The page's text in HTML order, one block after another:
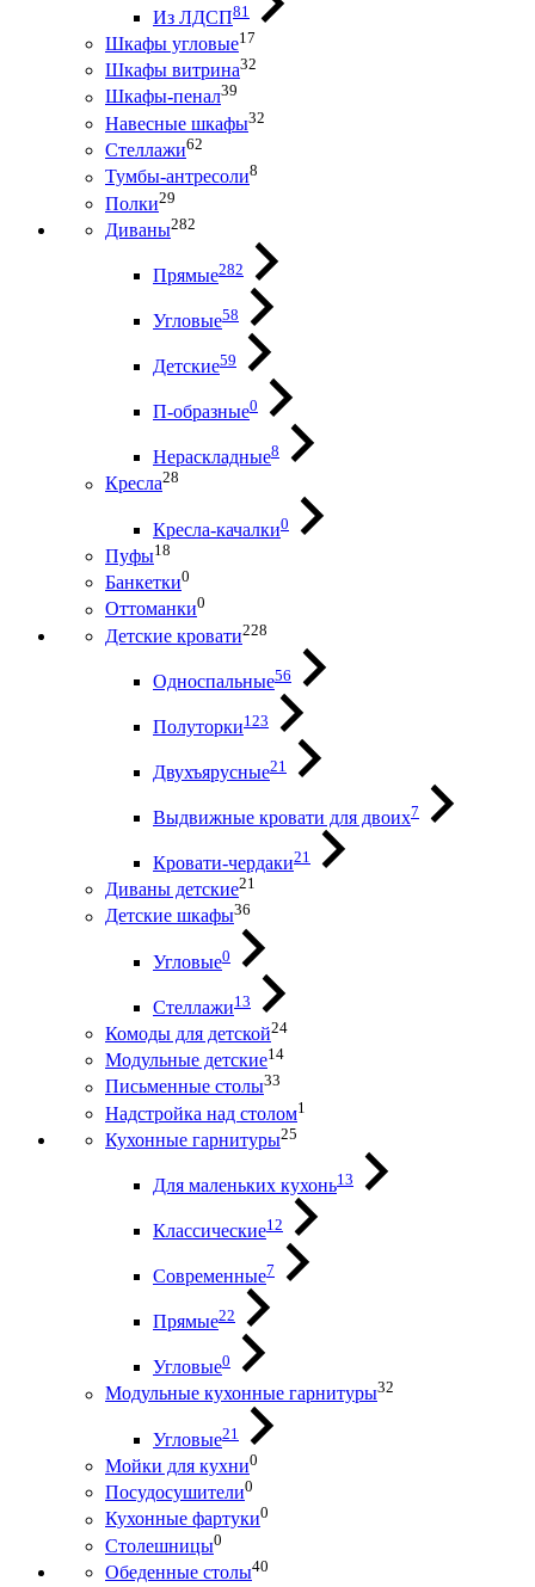
Из ЛДСП81
Шкафы угловые17
Шкафы витрина32
Шкафы-пенал39
Навесные шкафы32
Стеллажи62
Тумбы-антресоли8
Полки29
Диваны282
Прямые282
Угловые58
Детские59
П-образные0
Нераскладные8
Кресла28
Кресла-качалки0
Пуфы18
Банкетки0
Оттоманки0
Детские кровати228
Односпальные56
Полуторки123
Двухъярусные21
Выдвижные кровати для двоих7
Кровати-чердаки21
Диваны детские21
Детские шкафы36
Угловые0
Стеллажи13
Комоды для детской24
Модульные детские14
Письменные столы33
Надстройка над столом1
Кухонные гарнитуры25
Для маленьких кухонь13
Классические12
Современные7
Прямые22
Угловые0
Модульные кухонные гарнитуры32
Угловые21
Мойки для кухни0
Посудосушители0
Кухонные фартуки0
Столешницы0
Обеденные столы40